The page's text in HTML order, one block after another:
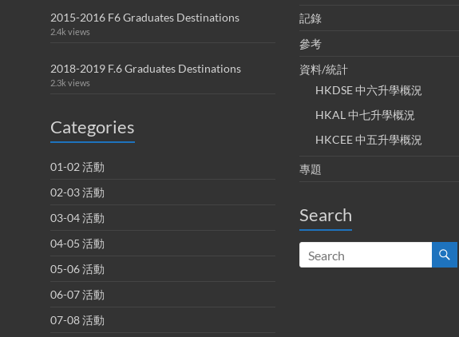
2015-2016 F6 Graduates Destinations
2.4k views
2018-2019 F.6 Graduates Destinations
2.3k views
Categories
01-02 活動
02-03 活動
03-04 活動
04-05 活動
05-06 活動
06-07 活動
07-08 活動
記錄
參考
資料/統計
HKDSE 中六升學概況
HKAL 中七升學概況
HKCEE 中五升學概況
專題
Search